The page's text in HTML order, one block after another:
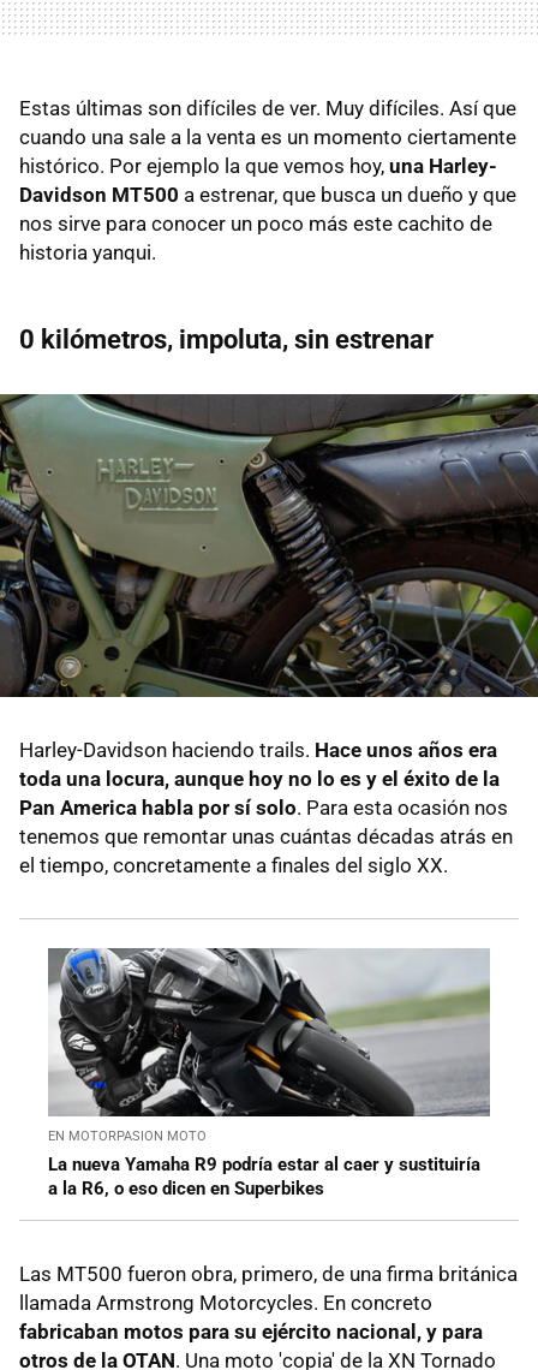
Estas últimas son difíciles de ver. Muy difíciles. Así que
cuando una sale a la venta es un momento ciertamente
histórico. Por ejemplo la que vemos hoy, una Harley-
Davidson MT500 a estrenar, que busca un dueño y que
nos sirve para conocer un poco más este cachito de
historia yanqui.
0 kilómetros, impoluta, sin estrenar
Harley-Davidson haciendo trails. Hace unos años era
toda una locura, aunque hoy no lo es y el éxito de la
Pan America habla por sí solo. Para esta ocasión nos
tenemos que remontar unas cuántas décadas atrás en
el tiempo, concretamente a finales del siglo XX.
EN MOTORPASION MOTO
La nueva Yamaha R9 podría estar al caer y sustituiría
a la R6, o eso dicen en Superbikes
Las MT500 fueron obra, primero, de una firma británica
llamada Armstrong Motorcycles. En concreto
fabricaban motos para su ejército nacional, y para
otros de la OTAN. Una moto 'copia' de la XN Tornado